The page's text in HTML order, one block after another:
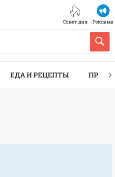
Совет дня Реклама
ЕДА И РЕЦЕПТЫ